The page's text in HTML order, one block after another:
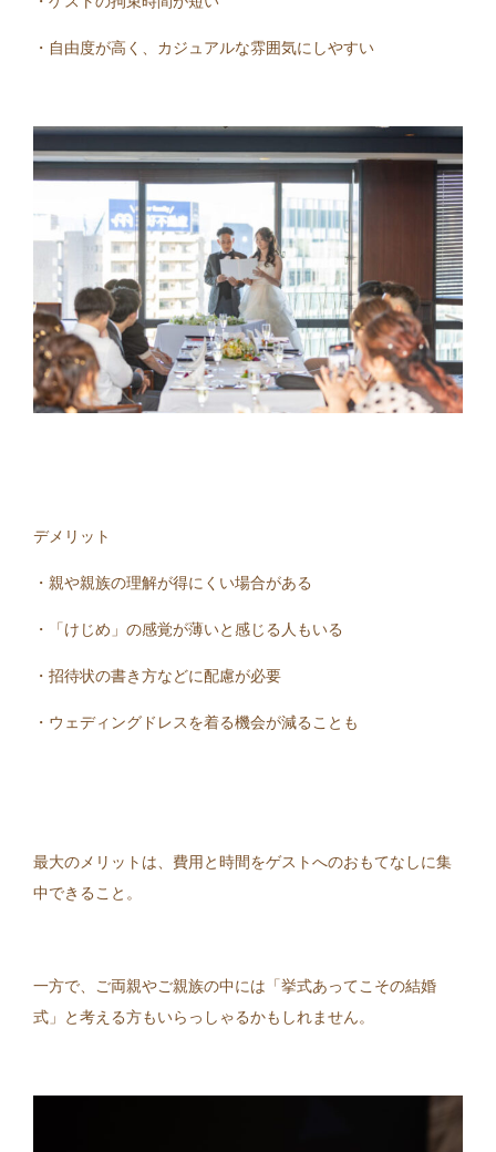
・自由度が高く、カジュアルな雰囲気にしやすい
デメリット
・親や親族の理解が得にくい場合がある
・「けじめ」の感覚が薄いと感じる人もいる
・招待状の書き方などに配慮が必要
・ウェディングドレスを着る機会が減ることも
最大のメリットは、費用と時間をゲストへのおもてなしに集
中できること。
一方で、ご両親やご親族の中には「挙式あってこその結婚
式」と考える方もいらっしゃるかもしれません。